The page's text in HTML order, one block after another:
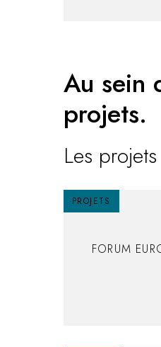
Au sein
projets.
Les
PROJETS
FORUM